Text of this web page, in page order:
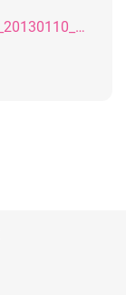
SDB_KETAC_FIL_PLUS_APLICAP_20130110_GB